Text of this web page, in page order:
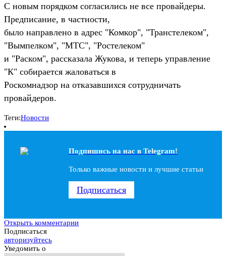
С новым порядком согласились не все провайдеры.
Предписание, в частности,
было направлено в адрес "Комкор", "Транстелеком",
"Вымпелком", "МТС", "Ростелеком"
и "Раском", рассказала Жукова, и теперь управление
"К" собирается жаловаться в
Роскомнадзор на отказавшихся сотрудничать
провайдеров.
Теги:Новости
Подпишись на наc в Telegram!
Только важные новости и лучшие статьи
Подписаться
Открыть комментарии
Подписаться
авторизуйтесь
Уведомить о